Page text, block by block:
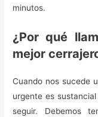
minutos.
¿Por qué
mejor
Cuando nos sucede
urgente es
seguir. Debemos